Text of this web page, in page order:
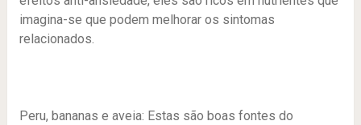
imagina-se que podem melhorar os sintomas
relacionados.
Peru, bananas e aveia: Estas são boas fontes do